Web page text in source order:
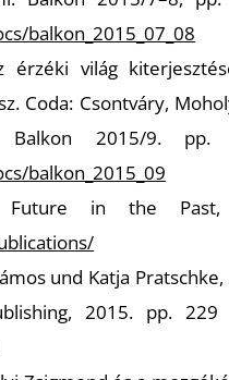
balkon_2015_07_08
érzéki világ
Coda: Csontváry,
2015/9. pp.
balkon_2015_09
in the Past,
und Katja Pratschke,
2015. pp.